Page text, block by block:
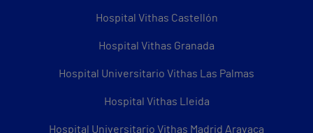
Hospital Vithas Castellón
Hospital Vithas Granada
Hospital Universitario Vithas Las Palmas
Hospital Vithas Lleida
Hospital Universitario Vithas Madrid Aravaca